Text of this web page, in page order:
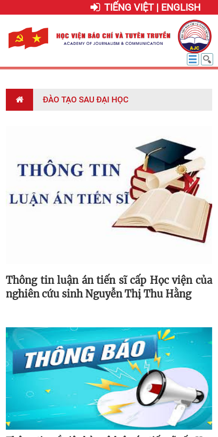
TIẾNG VIỆT | ENGLISH
ĐÀO TẠO SAU ĐẠI HỌC
Thông tin luận án tiến sĩ cấp Học viện của
nghiên cứu sinh Nguyễn Thị Thu Hằng